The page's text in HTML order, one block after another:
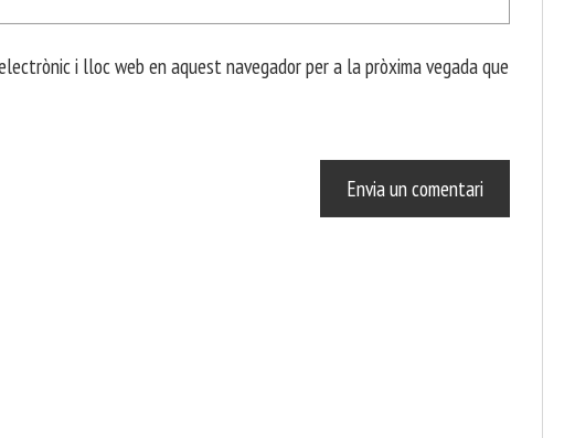
i lloc web en aquest navegador per a la pròxima vegada que